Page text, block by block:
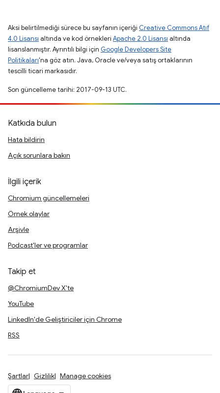
Aksi belirtilmediği sürece bu sayfanın içeriği Creative Commons Atıf
4.0 Lisansı altında ve kod örnekleri Apache 2.0 Lisansı altında
lisanslanmıştır. Ayrıntılı bilgi için Google Developers Site
Politikaları'na göz atın. Java, Oracle ve/veya satış ortaklarının
tescilli ticari markasıdır.
Son güncelleme tarihi: 2017-09-13 UTC.
Katkıda bulun
Hata bildirin
Açık sorunlara bakın
İlgili içerik
Chromium güncellemeleri
Örnek olaylar
Arşivle
Podcast'ler ve programlar
Takip et
@ChromiumDev X'te
YouTube
LinkedIn'de Geliştiriciler için Chrome
RSS
Şartlar Gizlilik Manage cookies